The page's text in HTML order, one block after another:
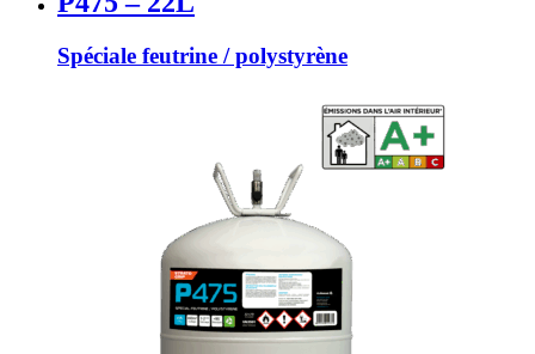
Spéciale feutrine / polystyrène